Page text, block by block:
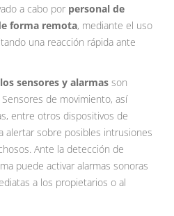
a cabo por personal de
forma remota, mediante el uso
una reacción rápida ante
sensores y alarmas son
de movimiento, así
entre otros dispositivos de
alertar sobre posibles intrusiones
Ante la detección de
puede activar alarmas sonoras
a los propietarios o al